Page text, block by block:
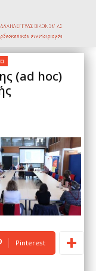
(ad hoc)
Pinterest